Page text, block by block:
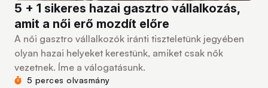
5 + 1 sikeres hazai gasztro vállalkozás,
amit a női erő mozdít előre
A női gasztro vállalkozók iránti tiszteletünk jegyében
olyan hazai helyeket kerestünk, amiket csak nők
vezetnek. Íme a válogatásunk.
5 perces olvasmány